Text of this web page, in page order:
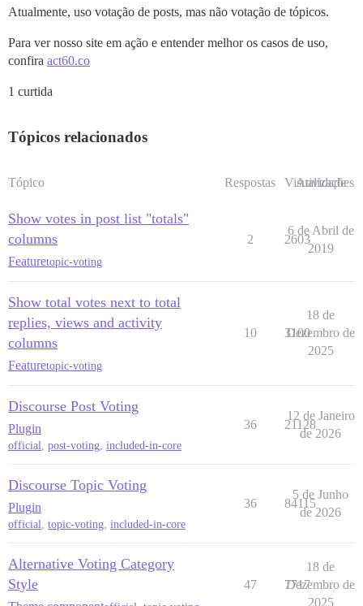
Atualmente, uso votação de posts, mas não votação de tópicos.
Para ver nosso site em ação e entender melhor os casos de uso,
confira act60.co
1 curtida
Tópicos relacionados
Tópico Respostas Visualizações
Atividade
Show votes in post list "totals"
columns
Featuretopic-voting
2 2603
6 de Abril de
2019
Show total votes next to total
replies, views and activity
columns
Featuretopic-voting
10 3100
18 de
Dezembro de
2025
Discourse Post Voting
Plugin
official, post-voting, included-in-core
36 21128
12 de Janeiro
de 2026
Discourse Topic Voting
Plugin
official, topic-voting, included-in-core
36 84115
5 de Junho
de 2026
Alternative Voting Category
Style
47 7717
18 de
Dezembro de
2025